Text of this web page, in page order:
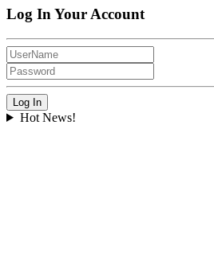
Log In Your Account
Hot News!